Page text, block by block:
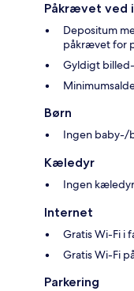
Påkrævet ved
Depositum
påkrævet for
Gyldigt
Børn
Ingen baby-/
Kæledyr
Ingen
Internet
Gratis Wi-Fi i
Gratis Wi-Fi
Parkering